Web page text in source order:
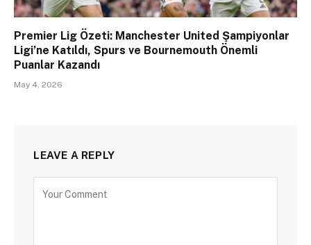
Premier Lig Özeti: Manchester United Şampiyonlar
Ligi’ne Katıldı, Spurs ve Bournemouth Önemli
Puanlar Kazandı
May 4, 2026
LEAVE A REPLY